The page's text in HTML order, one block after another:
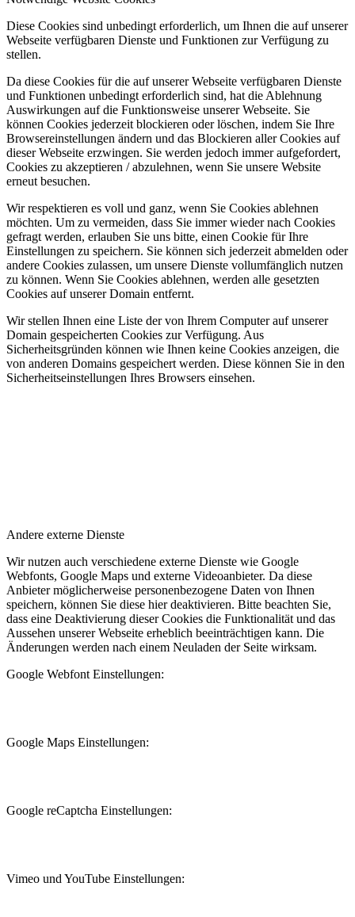
Diese Cookies sind unbedingt erforderlich, um Ihnen die auf unserer
Webseite verfügbaren Dienste und Funktionen zur Verfügung zu
stellen.
Da diese Cookies für die auf unserer Webseite verfügbaren Dienste
und Funktionen unbedingt erforderlich sind, hat die Ablehnung
Auswirkungen auf die Funktionsweise unserer Webseite. Sie
können Cookies jederzeit blockieren oder löschen, indem Sie Ihre
Browsereinstellungen ändern und das Blockieren aller Cookies auf
dieser Webseite erzwingen. Sie werden jedoch immer aufgefordert,
Cookies zu akzeptieren / abzulehnen, wenn Sie unsere Website
erneut besuchen.
Wir respektieren es voll und ganz, wenn Sie Cookies ablehnen
möchten. Um zu vermeiden, dass Sie immer wieder nach Cookies
gefragt werden, erlauben Sie uns bitte, einen Cookie für Ihre
Einstellungen zu speichern. Sie können sich jederzeit abmelden oder
andere Cookies zulassen, um unsere Dienste vollumfänglich nutzen
zu können. Wenn Sie Cookies ablehnen, werden alle gesetzten
Cookies auf unserer Domain entfernt.
Wir stellen Ihnen eine Liste der von Ihrem Computer auf unserer
Domain gespeicherten Cookies zur Verfügung. Aus
Sicherheitsgründen können wie Ihnen keine Cookies anzeigen, die
von anderen Domains gespeichert werden. Diese können Sie in den
Sicherheitseinstellungen Ihres Browsers einsehen.
Andere externe Dienste
Wir nutzen auch verschiedene externe Dienste wie Google
Webfonts, Google Maps und externe Videoanbieter. Da diese
Anbieter möglicherweise personenbezogene Daten von Ihnen
speichern, können Sie diese hier deaktivieren. Bitte beachten Sie,
dass eine Deaktivierung dieser Cookies die Funktionalität und das
Aussehen unserer Webseite erheblich beeinträchtigen kann. Die
Änderungen werden nach einem Neuladen der Seite wirksam.
Google Webfont Einstellungen:
Google Maps Einstellungen:
Google reCaptcha Einstellungen:
Vimeo und YouTube Einstellungen: